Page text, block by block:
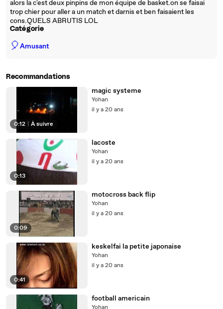
alors la c'est deux pinpins de mon équipe de basket.on se faisai
trop chier pour aller a un match et darnis et ben faisaient les
cons.QUELS ABRUTIS LOL
Catégorie
🎈Amusant
Recommandations
0:12 À suivre
magic systeme
Yohan
il y a 20 ans
0:13
lacoste
Yohan
il y a 20 ans
0:09
motocross back flip
Yohan
il y a 20 ans
0:41
keskelfai la petite japonaise
Yohan
il y a 20 ans
football americain